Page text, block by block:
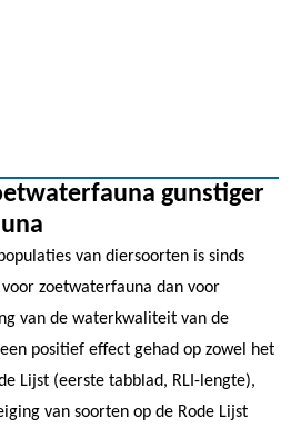
gunstiger
van diersoorten is sinds
zoetwaterfauna dan voor
van de waterkwaliteit van de
positief effect gehad op zowel het
Lijst (eerste tabblad, RLI-lengte),
van soorten op de Rode Lijst